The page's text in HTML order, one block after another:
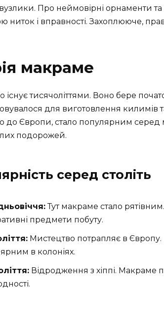
Про неймовірні орнаменти та
ниток і вправності. Захоплююче,
макраме
існує тисячоліттями. Воно бере
для виготовлення килимів
до Європи, стало популярним
подорожей.
серед століть
Тут макраме стало
предмети побуту.
Мистецтво потрапляє в Європу.
в колоніях.
Відродження з хіппі. Макраме